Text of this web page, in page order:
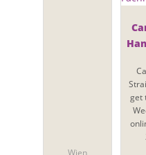
Wien
get